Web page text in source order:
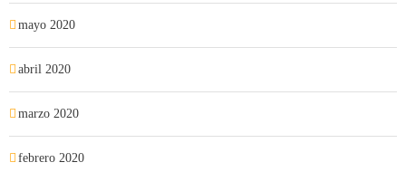
mayo 2020
abril 2020
marzo 2020
febrero 2020